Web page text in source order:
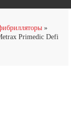
Primedic Defi